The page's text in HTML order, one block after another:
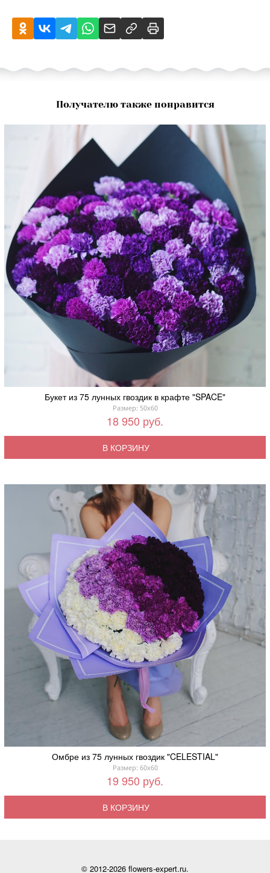
Получателю также понравится
Букет из 75 лунных гвоздик в крафте "SPACE"
Размер: 50x60
18 950 руб.
В КОРЗИНУ
Омбре из 75 лунных гвоздик "CELESTIAL"
Размер: 60x60
19 950 руб.
В КОРЗИНУ
© 2012-2026 flowers-expert.ru.